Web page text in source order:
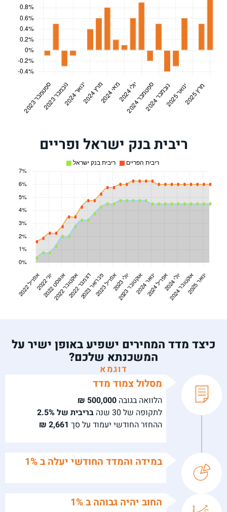
ריבית בנק ישראל ופריים
כיצד מדד המחירים ישפיע באופן ישיר על
המשכנתא שלכם?
דוגמא
מסלול צמוד מדד
הלוואה בגובה 500,000 ₪
לתקופה של 30 שנה
בריבית של 2.5%
ההחזר החודשי יעמוד על סך 2,661 ₪
במידה והמדד החודשי יעלה ב 1%
החוב יהיה גבוהה ב 1%